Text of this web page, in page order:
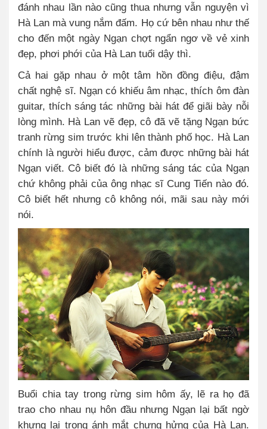
đánh nhau lần nào cũng thua nhưng vẫn nguyện vì
Hà Lan mà vung nắm đấm. Họ cứ bên nhau như thế
cho đến một ngày Ngạn chợt ngẩn ngơ về vẻ xinh
đẹp, phơi phới của Hà Lan tuổi dậy thì.
Cả hai gặp nhau ở một tâm hồn đồng điệu, đậm
chất nghệ sĩ. Ngạn có khiếu âm nhạc, thích ôm đàn
guitar, thích sáng tác những bài hát để giãi bày nỗi
lòng mình. Hà Lan vẽ đẹp, cô đã vẽ tặng Ngạn bức
tranh rừng sim trước khi lên thành phố học. Hà Lan
chính là người hiểu được, cảm được những bài hát
Ngạn viết. Cô biết đó là những sáng tác của Ngạn
chứ không phải của ông nhạc sĩ Cung Tiến nào đó.
Cô biết hết nhưng cô không nói, mãi sau này mới
nói.
Buổi chia tay trong rừng sim hôm ấy, lẽ ra họ đã
trao cho nhau nụ hôn đầu nhưng Ngạn lại bất ngờ
khựng lại trong ánh mắt chưng hửng của Hà Lan.